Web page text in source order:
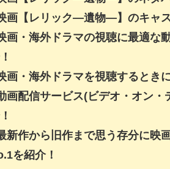
画【レリック―遺物―】のキャ
画・海外ドラマの視聴に最適な
画・海外ドラマを視聴するとき
画配信サービス(ビデオ・オン
新作から旧作まで思う存分に映
を紹介！